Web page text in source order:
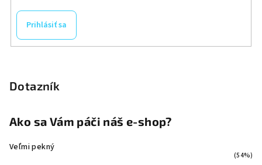
Prihlásiť sa
Dotazník
Ako sa Vám páči náš e-shop?
Veľmi pekný
(54%)